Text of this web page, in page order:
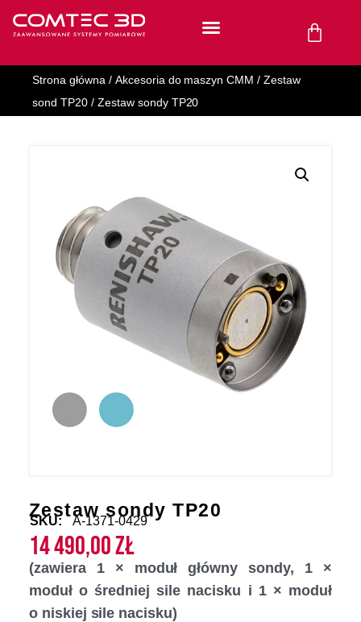
Strona główna/ Akcesoria do maszyn CMM /Zestaw
sond TP20 / Zestaw sondy TP20
Zestaw sondy TP20
SKU: A-1371-0429
14 490,00zł
(zawiera 1 × moduł główny sondy, 1 ×
moduł o średniej sile nacisku i 1 × moduł
o niskiej sile nacisku)